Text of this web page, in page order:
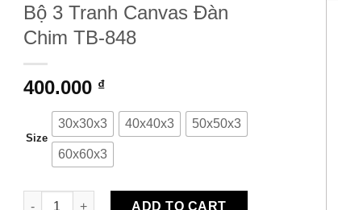
Bộ 3 Tranh Canvas Đàn
Chim TB-848
400.000 ₫
Size
30x30x3 40x40x3 50x50x3
60x60x3
Bộ 3 Tranh Canvas Đàn Chim TB-848 quantity
ADD TO CART